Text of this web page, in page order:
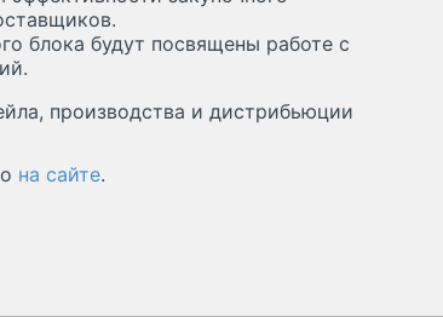
блока будут посвящены работе с
производства и дистрибьюции
на сайте.